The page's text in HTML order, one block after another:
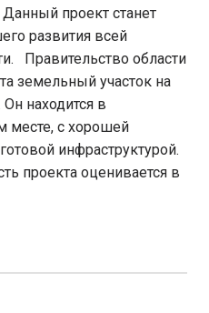
проект станет
развития всей
Правительство области
земельный участок на
находится в
месте, с хорошей
инфраструктурой.
проекта оценивается в